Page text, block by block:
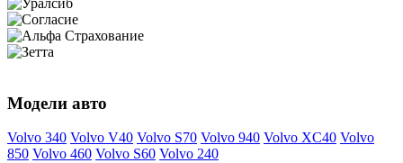
Модели авто
Volvo 340 Volvo V40 Volvo S70 Volvo 940 Volvo XC40 Volvo
850 Volvo 460 Volvo S60 Volvo 240